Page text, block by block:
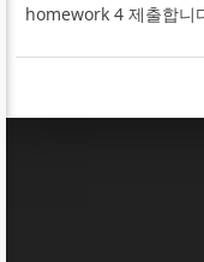
homework 4 제출합니